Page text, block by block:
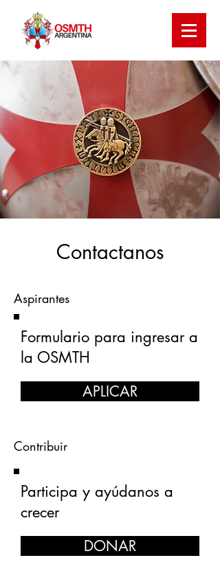
Contactanos
Aspirantes
Formulario para ingresar a
la OSMTH
APLICAR
Contribuir
Participa y ayúdanos a
crecer
DONAR